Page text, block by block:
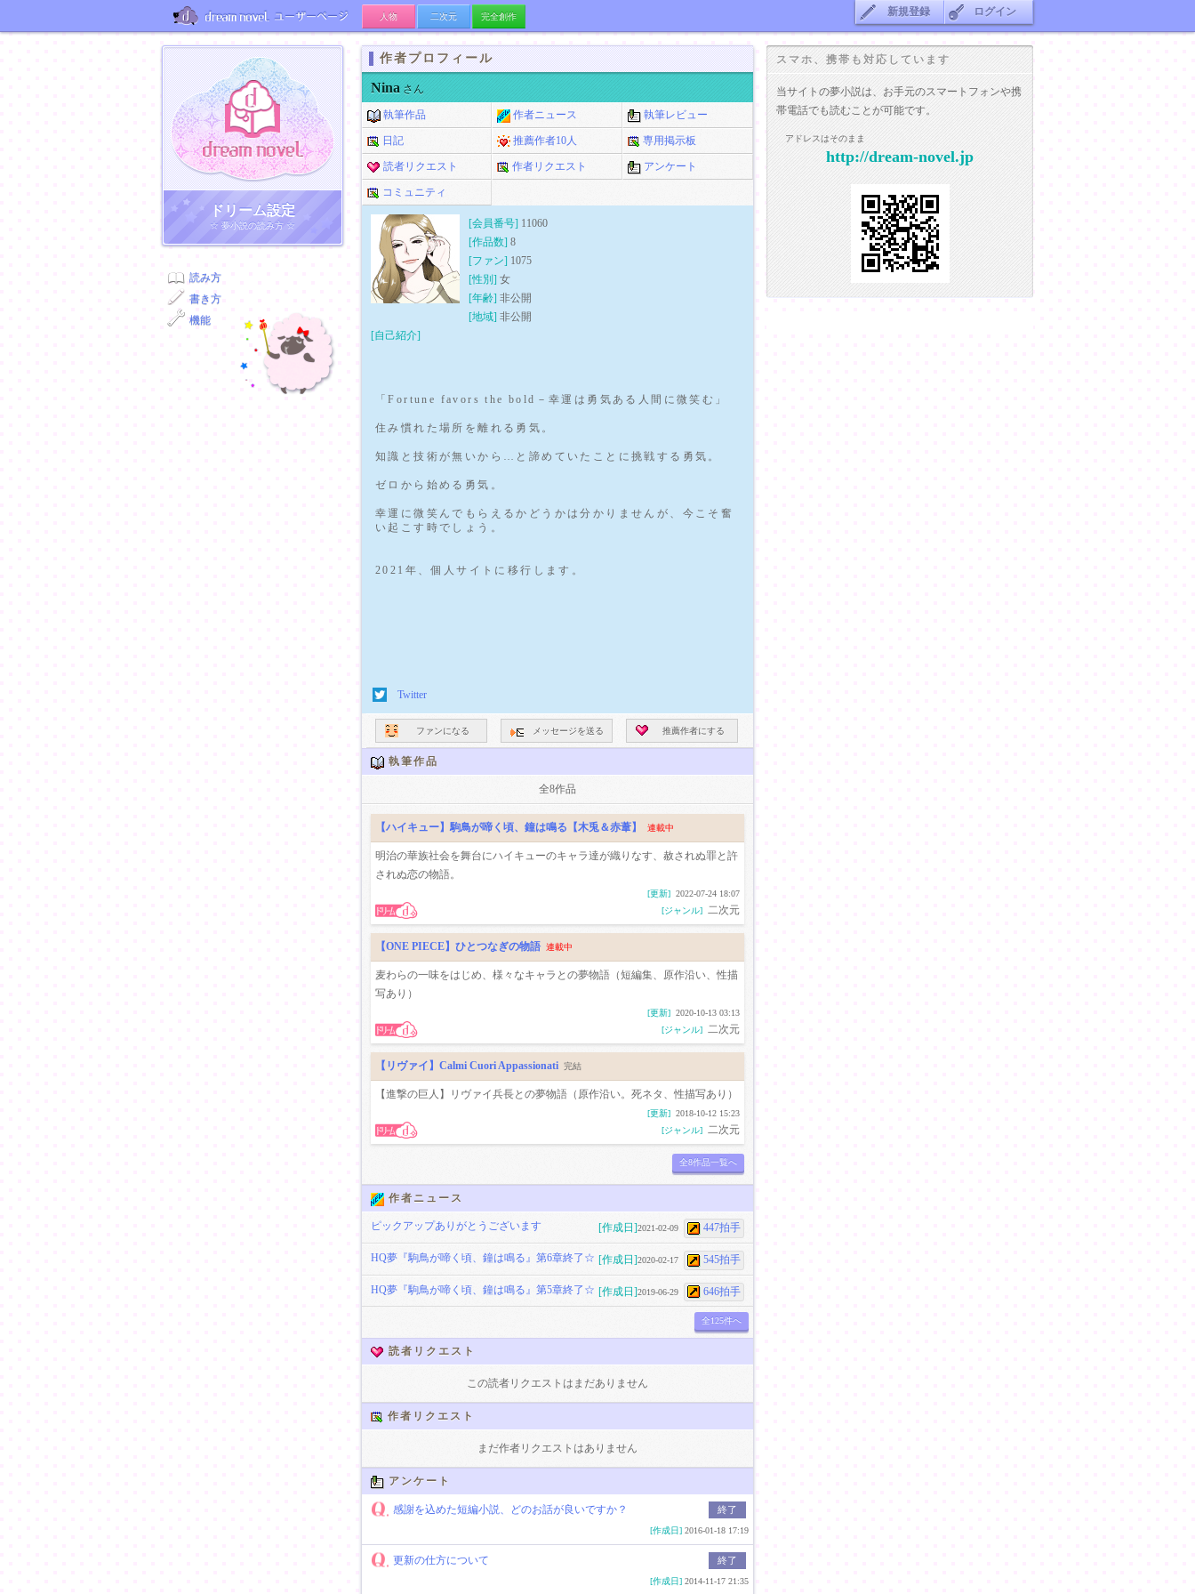
ユーザーページ
人物 二次元 完全創作 新規登録 ログイン
ドリーム小説
ドリーム設定
☆ 夢小説の読み方 ☆
読み方
書き方
機能
作者プロフィール
Nina さん
執筆作品 作者ニュース 執筆レビュー
日記 推薦作者10人 専用掲示板
読者リクエスト 作者リクエスト アンケート
コミュニティ
[会員番号] 11060
[作品数] 8
[ファン] 1075
[性別] 女
[年齢] 非公開
[地域] 非公開
[自己紹介]
「Fortune favors the bold－幸運は勇気ある人間に微笑む」
住み慣れた場所を離れる勇気。
知識と技術が無いから…と諦めていたことに挑戦する勇気。
ゼロから始める勇気。
幸運に微笑んでもらえるかどうかは分かりませんが、今こそ奮
い起こす時でしょう。
2021年、個人サイトに移行します。
Twitter
ファンになる メッセージを送る 推薦作者にする
執筆作品
全8作品
【ハイキュー】駒鳥が啼く頃、鐘は鳴る【木兎＆赤葦】 連載中
明治の華族社会を舞台にハイキューのキャラ達が織りなす、赦されぬ罪と許
されぬ恋の物語。
[ジャンル] 二次元
[更新] 2022-07-24 18:07
【ONE PIECE】ひとつなぎの物語 連載中
麦わらの一味をはじめ、様々なキャラとの夢物語（短編集、原作沿い、性描
写あり）
[ジャンル] 二次元
[更新] 2020-10-13 03:13
【リヴァイ】Calmi Cuori Appassionati 完結
【進撃の巨人】リヴァイ兵長との夢物語（原作沿い。死ネタ、性描写あり）
[ジャンル] 二次元
[更新] 2018-10-12 15:23
全8作品一覧へ
作者ニュース
ピックアップありがとうございます [作成日]2021-02-09 447拍手
HQ夢『駒鳥が啼く頃、鐘は鳴る』第6章終了☆ [作成日]2020-02-17 545拍手
HQ夢『駒鳥が啼く頃、鐘は鳴る』第5章終了☆ [作成日]2019-06-29 646拍手
全125件へ
読者リクエスト
この読者リクエストはまだありません
作者リクエスト
まだ作者リクエストはありません
アンケート
感謝を込めた短編小説、どのお話が良いですか？ 終了
[作成日] 2016-01-18 17:19
更新の仕方について 終了
[作成日] 2014-11-17 21:35
スマホ、携帯も対応しています
当サイトの夢小説は、お手元のスマートフォンや携
帯電話でも読むことが可能です。
アドレスはそのまま
http://dream-novel.jp